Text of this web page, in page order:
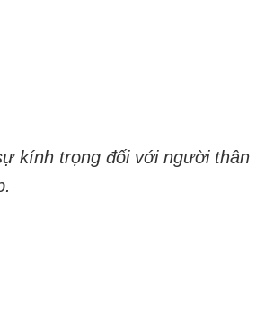
kính trọng đối với người thân